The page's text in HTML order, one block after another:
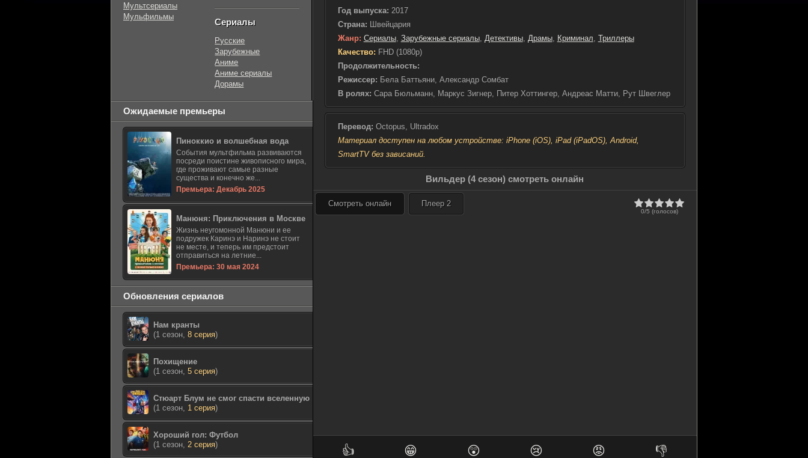
Год выпуска: 2017
Страна: Швейцария
Жанр: Сериалы, Зарубежные сериалы, Детективы, Драмы, Криминал, Триллеры
Качество: FHD (1080p)
Продолжительность:
Режиссер: Бела Баттьяни, Александр Сомбат
В ролях: Сара Бюльманн, Маркус Зигнер, Питер Хоттингер, Андреас Матти, Рут Швеглер
Перевод: Octopus, Ultradox
Материал доступен на любом устройстве: iPhone (iOS), iPad (iPadOS), Android,
SmartTV без зависаний.
Вильдер (4 сезон) смотреть онлайн
0/5 (голосов)
Смотреть онлайн Плеер 2
👍 😁 😲 😢 😡 👎
Мультсериалы
Мульфильмы
Сериалы
Русские
Зарубежные
Аниме
Аниме сериалы
Дорамы
Ожидаемые премьеры
Пиноккио и волшебная вода
События мультфильма развиваются
посреди поистине живописного мира,
где проживают самые разные
существа и конечно же...
Премьера: Декабрь 2025
Манюня: Приключения в Москве
Жизнь неугомонной Манюни и ее
подружек Каринэ и Наринэ не стоит
не месте, и теперь им предстоит
отправиться на летние...
Премьера: 30 мая 2024
Обновления сериалов
Нам кранты
(1 сезон, 8 серия)
Похищение
(1 сезон, 5 серия)
Стюарт Блум не смог спасти вселенную
(1 сезон, 1 серия)
Хороший гол: Футбол
(1 сезон, 2 серия)